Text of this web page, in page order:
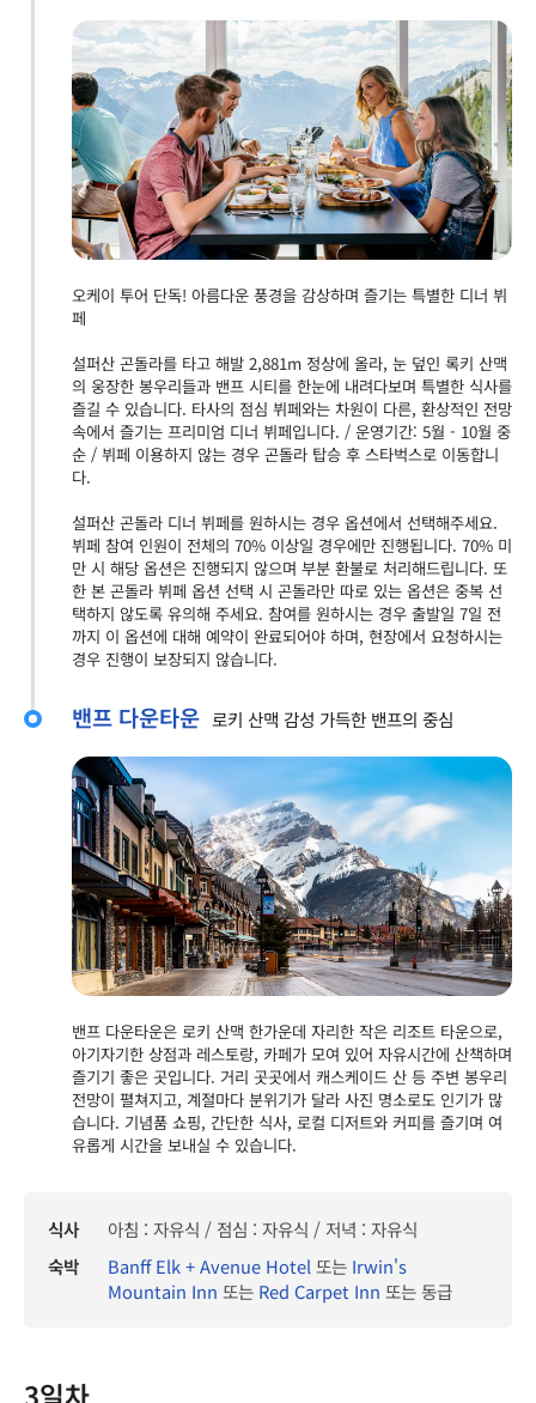
오케이 투어 단독! 아름다운 풍경을 감상하며 즐기는 특별한 디너 뷔
페
설퍼산 곤돌라를 타고 해발 2,881m 정상에 올라, 눈 덮인 록키 산맥
의 웅장한 봉우리들과 밴프 시티를 한눈에 내려다보며 특별한 식사를
즐길 수 있습니다. 타사의 점심 뷔페와는 차원이 다른, 환상적인 전망
속에서 즐기는 프리미엄 디너 뷔페입니다. / 운영기간: 5월 - 10월 중
순 / 뷔페 이용하지 않는 경우 곤돌라 탑승 후 스타벅스로 이동합니
다.
설퍼산 곤돌라 디너 뷔페를 원하시는 경우 옵션에서 선택해주세요.
뷔페 참여 인원이 전체의 70% 이상일 경우에만 진행됩니다. 70% 미
만 시 해당 옵션은 진행되지 않으며 부분 환불로 처리해드립니다. 또
한 본 곤돌라 뷔페 옵션 선택 시 곤돌라만 따로 있는 옵션은 중복 선
택하지 않도록 유의해 주세요. 참여를 원하시는 경우 출발일 7일 전
까지 이 옵션에 대해 예약이 완료되어야 하며, 현장에서 요청하시는
경우 진행이 보장되지 않습니다.
밴프 다운타운 로키 산맥 감성 가득한 밴프의 중심
밴프 다운타운은 로키 산맥 한가운데 자리한 작은 리조트 타운으로,
아기자기한 상점과 레스토랑, 카페가 모여 있어 자유시간에 산책하며
즐기기 좋은 곳입니다. 거리 곳곳에서 캐스케이드 산 등 주변 봉우리
전망이 펼쳐지고, 계절마다 분위기가 달라 사진 명소로도 인기가 많
습니다. 기념품 쇼핑, 간단한 식사, 로컬 디저트와 커피를 즐기며 여
유롭게 시간을 보내실 수 있습니다.
식사
아침 : 자유식 / 점심 : 자유식 / 저녁 : 자유식
숙박
Banff Elk + Avenue Hotel 또는 Irwin's
Mountain Inn 또는 Red Carpet Inn 또는 동급
3일차